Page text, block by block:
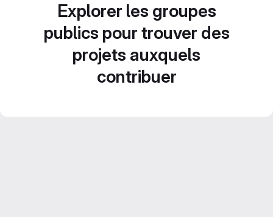
Explorer les groupes
publics pour trouver des
projets auxquels
contribuer